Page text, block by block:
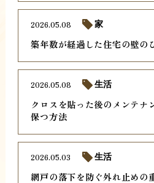
築年数が経過した住宅の壁の
2026.05.08 家
クロスを貼った後のメンテナ
保つ方法
2026.05.08 生活
網戸の落下を防ぐ外れ止めの
2026.05.03 生活